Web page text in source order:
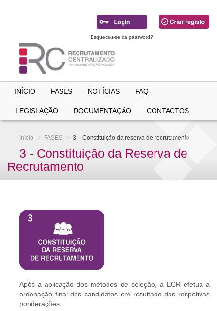
Esqueceu-se da password?
INÍCIO FASES NOTÍCIAS FAQ
LEGISLAÇÃO DOCUMENTAÇÃO CONTACTOS
Início FASES 3 – Constituição da reserva de recrutamento
3 - Constituição da Reserva de
Recrutamento
Após a aplicação dos métodos de seleção, a ECR efetua a
ordenação final dos candidatos em resultado das respetivas
ponderações.